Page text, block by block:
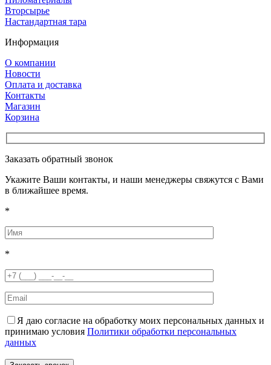
Вторсырье
Настандартная тара
Информация
О компании
Новости
Оплата и доставка
Контакты
Магазин
Корзина
Заказать обратный звонок
Укажите Ваши контакты, и наши менеджеры свяжутся с Вами
в ближайшее время.
*
*
Я даю согласие на обработку моих персональных данных и
принимаю условия Политики обработки персональных
данных